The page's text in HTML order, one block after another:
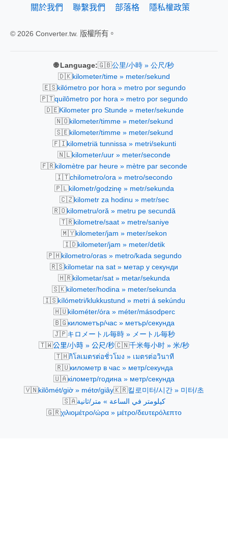
關於我們 聯繫我們 部落格 隱私權政策
© 2026 Converter.tw. 版權所有。
🌐 Language:🇬🇧公里/小時 » 公尺/秒
🇩🇰kilometer/time » meter/sekund
🇪🇸kilómetro por hora » metro por segundo
🇵🇹quilômetro por hora » metro por segundo
🇩🇪Kilometer pro Stunde » meter/sekunde
🇳🇴kilometer/timme » meter/sekund
🇸🇪kilometer/timme » meter/sekund
🇫🇮kilometriä tunnissa » metri/sekunti
🇳🇱kilometer/uur » meter/seconde
🇫🇷kilomètre par heure » mètre par seconde
🇮🇹chilometro/ora » metro/secondo
🇵🇱kilometr/godzinę » metr/sekunda
🇨🇿kilometr za hodinu » metr/sec
🇷🇴kilometru/oră » metru pe secundă
🇹🇷kilometre/saat » metre/saniye
🇲🇾kilometer/jam » meter/sekon
🇮🇩kilometer/jam » meter/detik
🇵🇭kilometro/oras » metro/kada segundo
🇷🇸kilometar na sat » метар у секунди
🇭🇷kilometar/sat » metar/sekunda
🇸🇰kilometer/hodina » meter/sekunda
🇮🇸kílómetri/klukkustund » metri á sekúndu
🇭🇺kilométer/óra » méter/másodperc
🇧🇬километър/час » метър/секунда
🇯🇵キロメートル毎時 » メートル毎秒
🇹🇼公里/小時 » 公尺/秒🇨🇳千米每小时 » 米/秒
🇹🇭กิโลเมตรต่อชั่วโมง » เมตรต่อวินาที
🇷🇺километр в час » метр/секунда
🇺🇦кілометр/година » метр/секунда
🇻🇳kilômét/giờ » métơ/giây🇰🇷킬로미터/시간 » 미터/초
🇸🇦كيلومتر في الساعة » متر/ثانية
🇬🇷χιλιομέτρο/ώρα » μέτρο/δευτερόλεπτο